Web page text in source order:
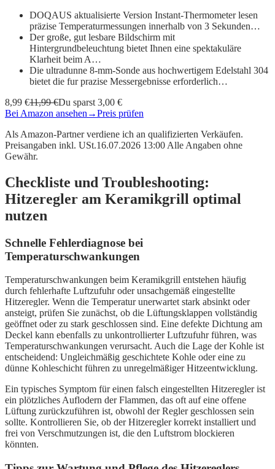
DOQAUS aktualisierte Version Instant-Thermometer lesen
präzise Temperaturmessungen innerhalb von 3 Sekunden…
Der große, gut lesbare Bildschirm mit
Hintergrundbeleuchtung bietet Ihnen eine spektakuläre
Klarheit beim A…
Die ultradunne 8-mm-Sonde aus hochwertigem Edelstahl 304
bietet die fur prazise Messergebnisse erforderlich…
8,99 €11,99 €Du sparst 3,00 €
Bei Amazon ansehen →Preis prüfen
Als Amazon-Partner verdiene ich an qualifizierten Verkäufen.
Preisangaben inkl. USt.16.07.2026 13:00 Alle Angaben ohne
Gewähr.
Checkliste und Troubleshooting:
Hitzeregler am Keramikgrill optimal
nutzen
Schnelle Fehlerdiagnose bei
Temperaturschwankungen
Temperaturschwankungen beim Keramikgrill entstehen häufig
durch fehlerhafte Luftzufuhr oder unsachgemäß eingestellte
Hitzeregler. Wenn die Temperatur unerwartet stark absinkt oder
ansteigt, prüfen Sie zunächst, ob die Lüftungsklappen vollständig
geöffnet oder zu stark geschlossen sind. Eine defekte Dichtung am
Deckel kann ebenfalls zu unkontrollierter Luftzufuhr führen, was
Temperaturschwankungen verursacht. Auch die Lage der Kohle ist
entscheidend: Ungleichmäßig geschichtete Kohle oder eine zu
dünne Kohleschicht führen zu unregelmäßiger Hitzeentwicklung.
Ein typisches Symptom für einen falsch eingestellten Hitzeregler ist
ein plötzliches Auflodern der Flammen, das oft auf eine offene
Lüftung zurückzuführen ist, obwohl der Regler geschlossen sein
sollte. Kontrollieren Sie, ob der Hitzeregler korrekt installiert und
frei von Verschmutzungen ist, die den Luftstrom blockieren
könnten.